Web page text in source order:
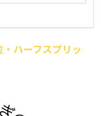
ハーフスプリッ